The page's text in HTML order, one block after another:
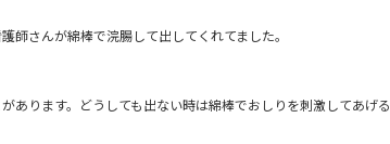
さんが綿棒で浣腸して出してくれてました。
あります。どうしても出ない時は綿棒でおしりを刺激してあげる